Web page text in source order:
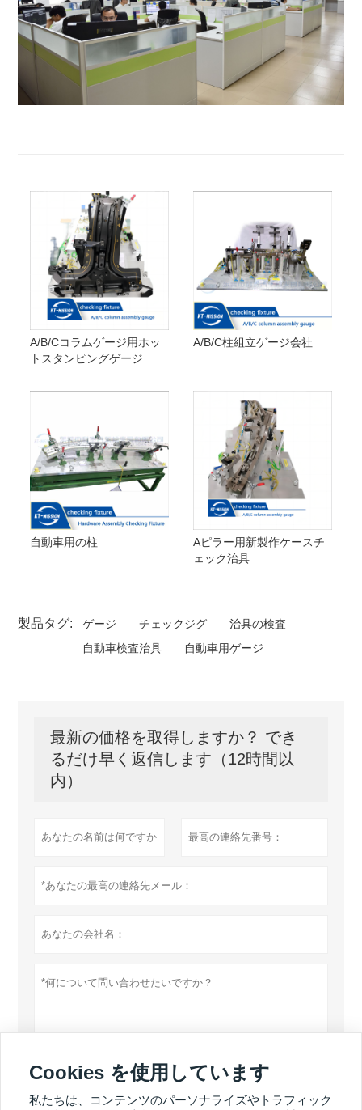
A/B/Cコラムゲージ用ホッ
トスタンピングゲージ
A/B/C柱組立ゲージ会社
自動車用の柱
Aピラー用新製作ケースチ
ェック治具
製品タグ: ゲージ チェックジグ
治具の検査
自動車検査治具
自動車用ゲージ
最新の価格を取得しますか？ でき
るだけ早く返信します（12時間以
内）
提出する 個人情報保護方針
Cookies を使用しています
私たちは、コンテンツのパーソナライズやトラフィック